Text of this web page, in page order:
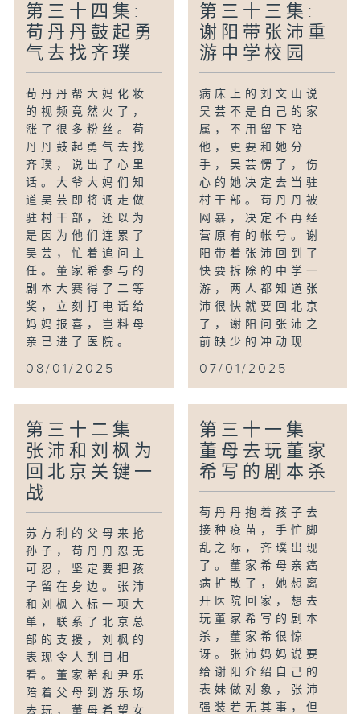
第三十四集:
苟丹丹鼓起勇
气去找齐璞
苟丹丹帮大妈化妆
的视频竟然火了，
涨了很多粉丝。苟
丹丹鼓起勇气去找
齐璞，说出了心里
话。大爷大妈们知
道吴芸即将调走做
驻村干部，还以为
是因为他们连累了
吴芸，忙着追问主
任。董家希参与的
剧本大赛得了二等
奖，立刻打电话给
妈妈报喜，岂料母
亲已进了医院。
08/01/2025
第三十三集:
谢阳带张沛重
游中学校园
病床上的刘文山说
吴芸不是自己的家
属，不用留下陪
他，更要和她分
手，吴芸愣了，伤
心的她决定去当驻
村干部。苟丹丹被
网暴，决定不再经
营原有的帐号。谢
阳带着张沛回到了
快要拆除的中学一
游，两人都知道张
沛很快就要回北京
了，谢阳问张沛之
前缺少的冲动现...
07/01/2025
第三十二集:
张沛和刘枫为
回北京关键一
战
苏方利的父母来抢
孙子，苟丹丹忍无
可忍，坚定要把孩
子留在身边。张沛
和刘枫入标一项大
单，联系了北京总
部的支援，刘枫的
表现令人刮目相
看。董家希和尹乐
陪着父母到游乐场
去玩，董母希望女
第三十一集:
董母去玩董家
希写的剧本杀
苟丹丹抱着孩子去
接种疫苗，手忙脚
乱之际，齐璞出现
了。董家希母亲癌
病扩散了，她想离
开医院回家，想去
玩董家希写的剧本
杀，董家希很惊
讶。张沛妈妈说要
给谢阳介绍自己的
表妹做对象，张沛
强装若无其事，但